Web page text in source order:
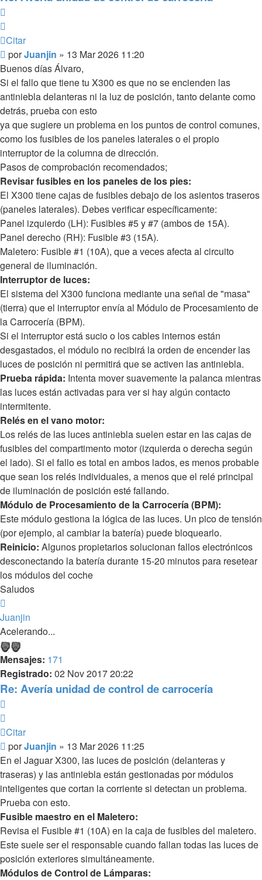
Citar
Mensaje
sin
leer
porJuanjin » 13 Mar 2026 11:20
Buenos días Álvaro,
Si el fallo que tiene tu X300 es que no se encienden las
antiniebla delanteras ni la luz de posición, tanto delante como
detrás, prueba con esto
ya que sugiere un problema en los puntos de control comunes,
como los fusibles de los paneles laterales o el propio
interruptor de la columna de dirección.
Pasos de comprobación recomendados;
Revisar fusibles en los paneles de los pies:
El X300 tiene cajas de fusibles debajo de los asientos traseros
(paneles laterales). Debes verificar específicamente:
Panel izquierdo (LH): Fusibles #5 y #7 (ambos de 15A).
Panel derecho (RH): Fusible #3 (15A).
Maletero: Fusible #1 (10A), que a veces afecta al circuito
general de iluminación.
Interruptor de luces:
El sistema del X300 funciona mediante una señal de "masa"
(tierra) que el interruptor envía al Módulo de Procesamiento de
la Carrocería (BPM).
Si el interruptor está sucio o los cables internos están
desgastados, el módulo no recibirá la orden de encender las
luces de posición ni permitirá que se activen las antiniebla.
Prueba rápida: Intenta mover suavemente la palanca mientras
las luces están activadas para ver si hay algún contacto
intermitente.
Relés en el vano motor:
Los relés de las luces antiniebla suelen estar en las cajas de
fusibles del compartimento motor (izquierda o derecha según
el lado). Si el fallo es total en ambos lados, es menos probable
que sean los relés individuales, a menos que el relé principal
de iluminación de posición esté fallando.
Módulo de Procesamiento de la Carrocería (BPM):
Este módulo gestiona la lógica de las luces. Un pico de tensión
(por ejemplo, al cambiar la batería) puede bloquearlo.
Reinicio: Algunos propietarios solucionan fallos electrónicos
desconectando la batería durante 15-20 minutos para resetear
los módulos del coche
Saludos
Juanjin
Acelerando...
Mensajes: 171
Registrado: 02 Nov 2017 20:22
Re: Avería unidad de control de carrocería
Citar
Mensaje
sin
leer
porJuanjin » 13 Mar 2026 11:25
En el Jaguar X300, las luces de posición (delanteras y
traseras) y las antiniebla están gestionadas por módulos
inteligentes que cortan la corriente si detectan un problema.
Prueba con esto.
Fusible maestro en el Maletero:
Revisa el Fusible #1 (10A) en la caja de fusibles del maletero.
Este suele ser el responsable cuando fallan todas las luces de
posición exteriores simultáneamente.
Módulos de Control de Lámparas: